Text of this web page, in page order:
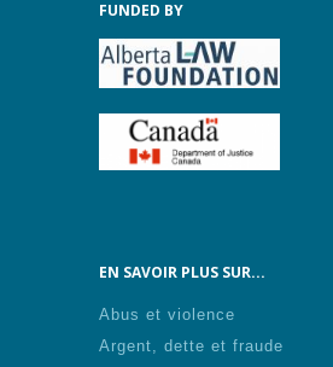
FUNDED BY
EN SAVOIR PLUS SUR...
Abus et violence
Argent, dette et fraude